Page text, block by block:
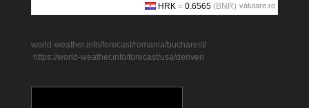
valutare.ro
world-weather.info/forecast/romania/bucharest/
https://world-weather.info/forecast/usa/denver/